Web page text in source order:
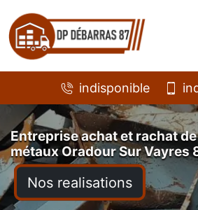
indisponible
Entreprise achat et rachat
métaux Oradour Sur Vayres
Nos realisations